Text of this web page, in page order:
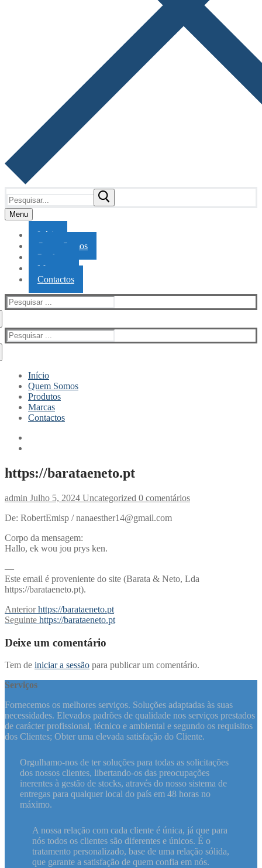
por:
Menu
Início
Quem Somos
Produtos
Marcas
Contactos
Pesquisar
por:
Pesquisar
por:
Início
Quem Somos
Produtos
Marcas
Contactos
https://barataeneto.pt
admin Julho 5, 2024 Uncategorized 0 comentários
De: RobertEmisp / nanaesther14@gmail.com
Corpo da mensagem:
Hallo, ek wou jou prys ken.
—
Este email é proveniente do site (Barata & Neto, Lda
https://barataeneto.pt).
Navegação
de
artigos
Anterior Previous
post:
https://barataeneto.pt
Seguinte Next
https://barataeneto.pt
Deixe um comentário
Tem de iniciar a sessão para publicar um comentário.
Serviços
Fornecemos os melhores serviços. Soluções adaptadas às suas
necessidades. Elevados padrões de qualidade nos serviços prestados
de carácter profissional, técnico e ambiental e segundo os requisitos
dos Clientes; Obter uma elevada satisfação do Cliente.
Orgulhamo-nos de ter soluções para todas as solicitações
dos nossos clientes, libertando-os das preocupações
inerentes à gestão de stocks, através do nosso sistema de
entregas para qualquer local do país em 48 horas no
máximo.
A nossa relação com cada cliente é única, já que para
nós todos os clientes são diferentes e únicos. É o
tratamento personalizado, base de uma relação sólida,
que garante a satisfação de quem confia em nós.